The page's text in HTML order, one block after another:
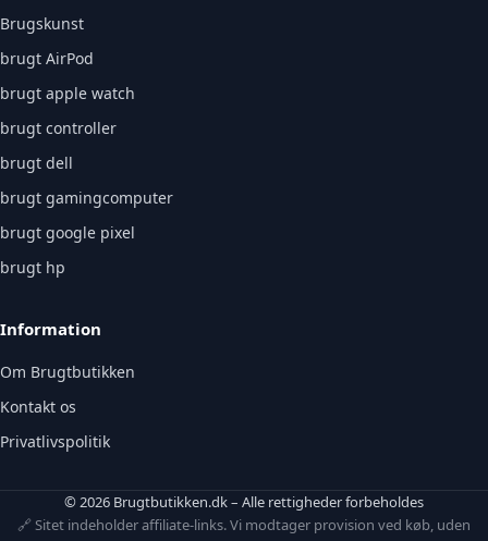
Brugskunst
brugt AirPod
brugt apple watch
brugt controller
brugt dell
brugt gamingcomputer
brugt google pixel
brugt hp
Information
Om Brugtbutikken
Kontakt os
Privatlivspolitik
© 2026 Brugtbutikken.dk – Alle rettigheder forbeholdes
🔗 Sitet indeholder affiliate-links. Vi modtager provision ved køb, uden